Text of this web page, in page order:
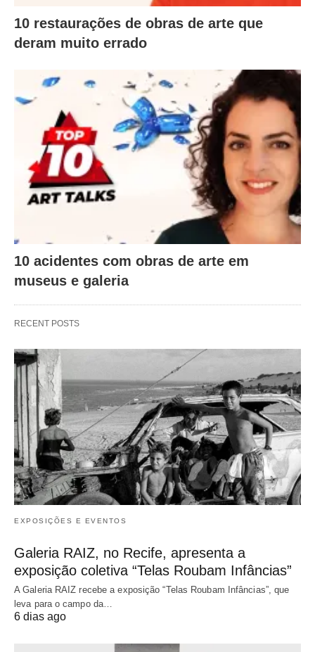
10 restaurações de obras de arte que
deram muito errado
10 acidentes com obras de arte em
museus e galeria
RECENT POSTS
EXPOSIÇÕES E EVENTOS
Galeria RAIZ, no Recife, apresenta a
exposição coletiva “Telas Roubam Infâncias”
A Galeria RAIZ recebe a exposição “Telas Roubam Infâncias”, que
leva para o campo da…
6 dias ago